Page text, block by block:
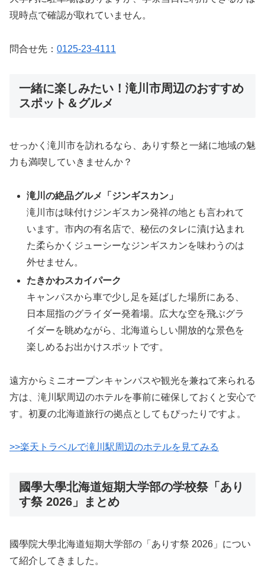
現時点で確認が取れていません。
問合せ先： 0125-23-4111
一緒に楽しみたい！滝川市周辺のおすすめ
スポット＆グルメ
せっかく滝川市を訪れるなら、ありす祭と一緒に地域の魅
力も満喫していきませんか？
滝川の絶品グルメ「ジンギスカン」
滝川市は味付けジンギスカン発祥の地とも言われて
います。市内の有名店で、秘伝のタレに漬け込まれ
た柔らかくジューシーなジンギスカンを味わうのは
外せません。
たきかわスカイパーク
キャンパスから車で少し足を延ばした場所にある、
日本屈指のグライダー発着場。広大な空を飛ぶグラ
イダーを眺めながら、北海道らしい開放的な景色を
楽しめるお出かけスポットです。
遠方からミニオープンキャンパスや観光を兼ねて来られる
方は、滝川駅周辺のホテルを事前に確保しておくと安心で
す。初夏の北海道旅行の拠点としてもぴったりですよ。
>>楽天トラベルで滝川駅周辺のホテルを見てみる
國學大學北海道短期大学部の学校祭「あり
す祭 2026」まとめ
國學院大學北海道短期大学部の「ありす祭 2026」につい
て紹介してきました。